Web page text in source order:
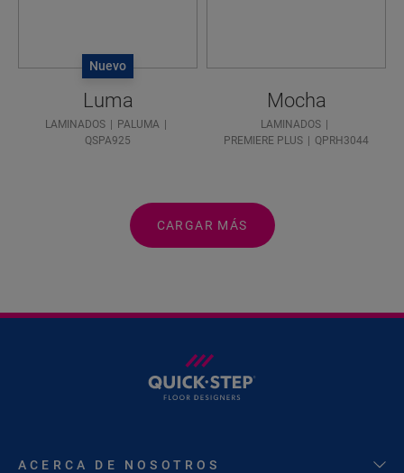
Nuevo
Luma
LAMINADOS
PALUMA
QSPA925
Mocha
LAMINADOS
PREMIERE PLUS
QPRH3044
CARGAR MÁS
ACERCA DE NOSOTROS